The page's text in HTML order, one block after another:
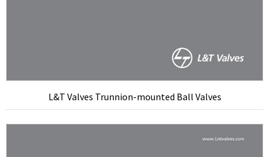
L&T Valves Trunnion-mounted Ball Valves